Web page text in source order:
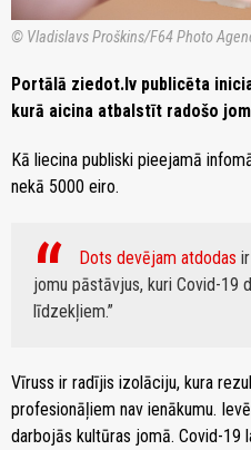
© Vladislavs Proškins/F64 Photo
Portālā ziedot.lv publicēta
kurā aicina atbalstīt radošo
Kā liecina publiski pieejamā
nekā 5000 eiro.
Dots devējam atdodas
jomu pāstāvjus, kuri Covid-19
līdzekļiem.
Vīruss ir radījis izolāciju, kura
profesionāļiem nav ienākumu.
darbojās kultūras jomā. Covid-19